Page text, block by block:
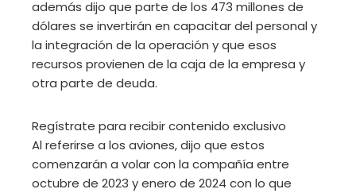
además dijo que parte de los 473 millones de
dólares se invertirán en capacitar del personal y
la integración de la operación y que esos
recursos provienen de la caja de la empresa y
otra parte de deuda.
Regístrate para recibir contenido exclusivo
Al referirse a los aviones, dijo que estos
comenzarán a volar con la compañía entre
octubre de 2023 y enero de 2024 con lo que